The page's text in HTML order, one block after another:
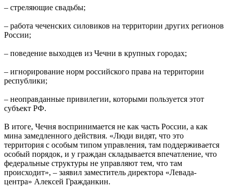
– стреляющие свадьбы;
– работа чеченских силовиков на территории других регионов
России;
– поведение выходцев из Чечни в крупных городах;
– игнорирование норм российского права на территории
республики;
– неоправданные привилегии, которыми пользуется этот
субъект РФ.
В итоге, Чечня воспринимается не как часть России, а как
мина замедленного действия. «Люди видят, что это
территория с особым типом управления, там поддерживается
особый порядок, и у граждан складывается впечатление, что
федеральные структуры не управляют тем, что там
происходит», – заявил заместитель директора «Левада-
центра» Алексей Гражданкин.